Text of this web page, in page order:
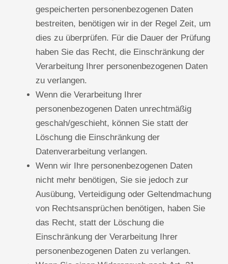
gespeicherten personenbezogenen Daten
bestreiten, benötigen wir in der Regel Zeit, um
dies zu überprüfen. Für die Dauer der Prüfung
haben Sie das Recht, die Einschränkung der
Verarbeitung Ihrer personenbezogenen Daten
zu verlangen.
Wenn die Verarbeitung Ihrer
personenbezogenen Daten unrechtmäßig
geschah/geschieht, können Sie statt der
Löschung die Einschränkung der
Datenverarbeitung verlangen.
Wenn wir Ihre personenbezogenen Daten
nicht mehr benötigen, Sie sie jedoch zur
Ausübung, Verteidigung oder Geltendmachung
von Rechtsansprüchen benötigen, haben Sie
das Recht, statt der Löschung die
Einschränkung der Verarbeitung Ihrer
personenbezogenen Daten zu verlangen.